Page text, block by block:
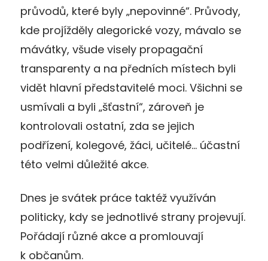
průvodů, které byly „nepovinné“. Průvody,
kde projížděly alegorické vozy, mávalo se
mávátky, všude visely propagační
transparenty a na předních místech byli
vidět hlavní představitelé moci. Všichni se
usmívali a byli „šťastní“, zároveň je
kontrolovali ostatní, zda se jejich
podřízení, kolegové, žáci, učitelé… účastní
této velmi důležité akce.
Dnes je svátek práce taktéž využíván
politicky, kdy se jednotlivé strany projevují.
Pořádají různé akce a promlouvají
k občanům.